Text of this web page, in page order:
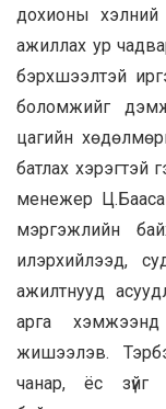
дохионы хэлний
ажиллах ур
бэрхшээлтэй
боломжийг
цагийн
батлах хэрэгтэй
менежер
мэргэжлийн
илэрхийлээд,
ажилтнууд
арга хэмжээнд
жишээлэв.
чанар, ёс зүйг